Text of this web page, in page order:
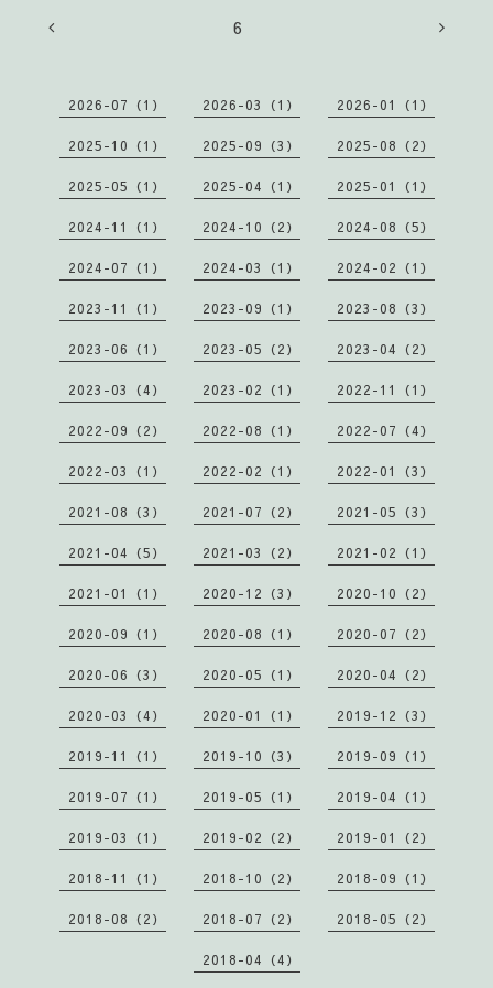
6
2026-07（1） 2026-03（1） 2026-01（1）
2025-10（1） 2025-09（3） 2025-08（2）
2025-05（1） 2025-04（1） 2025-01（1）
2024-11（1） 2024-10（2） 2024-08（5）
2024-07（1） 2024-03（1） 2024-02（1）
2023-11（1） 2023-09（1） 2023-08（3）
2023-06（1） 2023-05（2） 2023-04（2）
2023-03（4） 2023-02（1） 2022-11（1）
2022-09（2） 2022-08（1） 2022-07（4）
2022-03（1） 2022-02（1） 2022-01（3）
2021-08（3） 2021-07（2） 2021-05（3）
2021-04（5） 2021-03（2） 2021-02（1）
2021-01（1） 2020-12（3） 2020-10（2）
2020-09（1） 2020-08（1） 2020-07（2）
2020-06（3） 2020-05（1） 2020-04（2）
2020-03（4） 2020-01（1） 2019-12（3）
2019-11（1） 2019-10（3） 2019-09（1）
2019-07（1） 2019-05（1） 2019-04（1）
2019-03（1） 2019-02（2） 2019-01（2）
2018-11（1） 2018-10（2） 2018-09（1）
2018-08（2） 2018-07（2） 2018-05（2）
2018-04（4）